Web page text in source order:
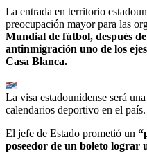
La entrada en territorio
preocupación mayor para las
Mundial de fútbol, después
antinmigración uno de los
Casa Blanca.
La visa estadounidense será
calendarios deportivo en el país.
El jefe de Estado prometió un
poseedor de un boleto lograr